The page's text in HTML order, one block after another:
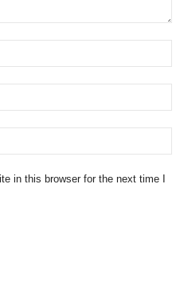
in this browser for the next time I